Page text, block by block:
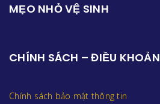
MẸO NHỎ VỆ SINH
CHÍNH SÁCH – ĐIỀU KHOẢN
Chính sách bảo mật thông tin